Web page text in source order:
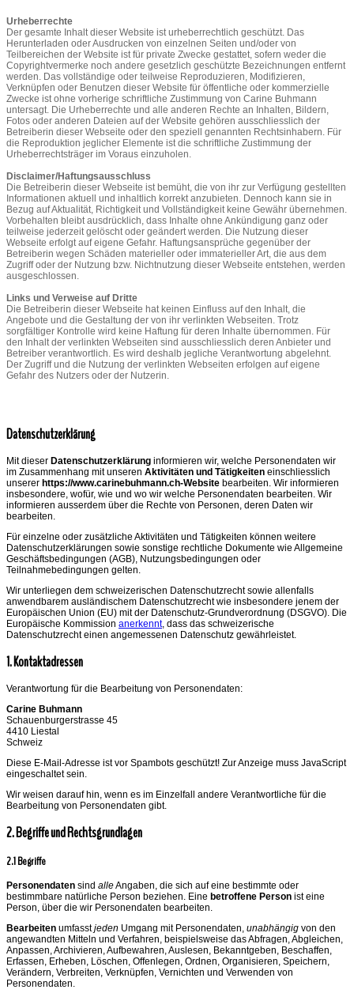
Urheberrechte
Der gesamte Inhalt dieser Website ist urheberrechtlich geschützt. Das
Herunterladen oder Ausdrucken von einzelnen Seiten und/oder von
Teilbereichen der Website ist für private Zwecke gestattet, sofern weder die
Copyrightvermerke noch andere gesetzlich geschützte Bezeichnungen entfernt
werden. Das vollständige oder teilweise Reproduzieren, Modifizieren,
Verknüpfen oder Benutzen dieser Website für öffentliche oder kommerzielle
Zwecke ist ohne vorherige schriftliche Zustimmung von Carine Buhmann
untersagt. Die Urheberrechte und alle anderen Rechte an Inhalten, Bildern,
Fotos oder anderen Dateien auf der Website gehören ausschliesslich der
Betreiberin dieser Webseite oder den speziell genannten Rechtsinhabern. Für
die Reproduktion jeglicher Elemente ist die schriftliche Zustimmung der
Urheberrechtsträger im Voraus einzuholen.
Disclaimer/Haftungsausschluss
Die Betreiberin dieser Webseite ist bemüht, die von ihr zur Verfügung gestellten
Informationen aktuell und inhaltlich korrekt anzubieten. Dennoch kann sie in
Bezug auf Aktualität, Richtigkeit und Vollständigkeit keine Gewähr übernehmen.
Vorbehalten bleibt ausdrücklich, dass Inhalte ohne Ankündigung ganz oder
teilweise jederzeit gelöscht oder geändert werden. Die Nutzung dieser
Webseite erfolgt auf eigene Gefahr. Haftungsansprüche gegenüber der
Betreiberin wegen Schäden materieller oder immaterieller Art, die aus dem
Zugriff oder der Nutzung bzw. Nichtnutzung dieser Webseite entstehen, werden
ausgeschlossen.
Links und Verweise auf Dritte
Die Betreiberin dieser Webseite hat keinen Einfluss auf den Inhalt, die
Angebote und die Gestaltung der von ihr verlinkten Webseiten. Trotz
sorgfältiger Kontrolle wird keine Haftung für deren Inhalte übernommen. Für
den Inhalt der verlinkten Webseiten sind ausschliesslich deren Anbieter und
Betreiber verantwortlich. Es wird deshalb jegliche Verantwortung abgelehnt.
Der Zugriff und die Nutzung der verlinkten Webseiten erfolgen auf eigene
Gefahr des Nutzers oder der Nutzerin.
Datenschutzerklärung
Mit dieser Datenschutzerklärung informieren wir, welche Personendaten wir
im Zusammenhang mit unseren Aktivitäten und Tätigkeiten einschliesslich
unserer https://www.carinebuhmann.ch-Website bearbeiten. Wir informieren
insbesondere, wofür, wie und wo wir welche Personendaten bearbeiten. Wir
informieren ausserdem über die Rechte von Personen, deren Daten wir
bearbeiten.
Für einzelne oder zusätzliche Aktivitäten und Tätigkeiten können weitere
Datenschutzerklärungen sowie sonstige rechtliche Dokumente wie Allgemeine
Geschäftsbedingungen (AGB), Nutzungsbedingungen oder
Teilnahmebedingungen gelten.
Wir unterliegen dem schweizerischen Datenschutzrecht sowie allenfalls
anwendbarem ausländischem Datenschutzrecht wie insbesondere jenem der
Europäischen Union (EU) mit der Datenschutz-Grundverordnung (DSGVO). Die
Europäische Kommission anerkennt, dass das schweizerische
Datenschutzrecht einen angemessenen Datenschutz gewährleistet.
1. Kontaktadressen
Verantwortung für die Bearbeitung von Personendaten:
Carine Buhmann
Schauenburgerstrasse 45
4410 Liestal
Schweiz
Diese E-Mail-Adresse ist vor Spambots geschützt! Zur Anzeige muss JavaScript
eingeschaltet sein.
Wir weisen darauf hin, wenn es im Einzelfall andere Verantwortliche für die
Bearbeitung von Personendaten gibt.
2. Begriffe und Rechtsgrundlagen
2.1 Begriffe
Personendaten sind alleAngaben, die sich auf eine bestimmte oder
bestimmbare natürliche Person beziehen. Eine betroffene Person ist eine
Person, über die wir Personendaten bearbeiten.
Bearbeiten umfasstjeden Umgang mit Personendaten, unabhängig von den
angewandten Mitteln und Verfahren, beispielsweise das Abfragen, Abgleichen,
Anpassen, Archivieren, Aufbewahren, Auslesen, Bekanntgeben, Beschaffen,
Erfassen, Erheben, Löschen, Offenlegen, Ordnen, Organisieren, Speichern,
Verändern, Verbreiten, Verknüpfen, Vernichten und Verwenden von
Personendaten.